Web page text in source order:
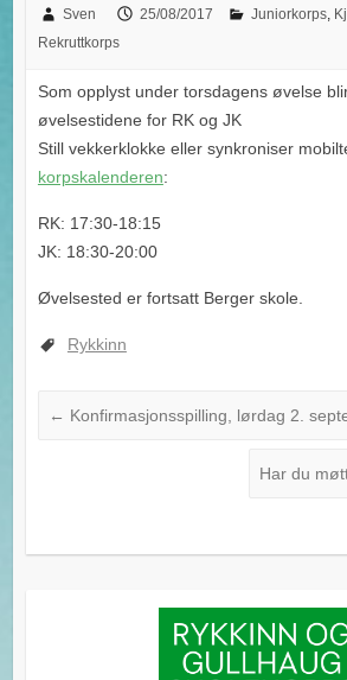
Sven 25/08/2017 Juniorkorps,
Rekruttkorps
Som opplyst under torsdagens øvelse
øvelsestidene for RK og JK
Still vekkerklokke eller synkroniser
korpskalenderen:
RK: 17:30-18:15
JK: 18:30-20:00
Øvelsested er fortsatt Berger skole.
Rykkinn
← Konfirmasjonsspilling, lørdag 2.
Har du